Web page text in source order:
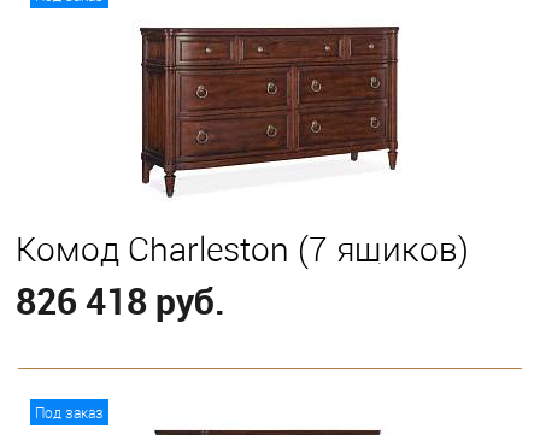
Комод Charleston (7 ящиков)
826 418 руб.
Под заказ